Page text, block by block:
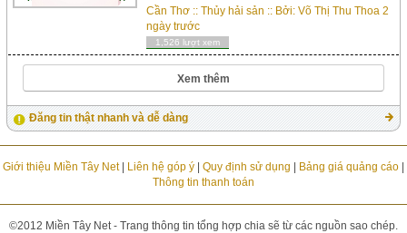
khẩu phần thức ăn các vật nuôi. Thành phần
Vitamin A: ...
Cần Thơ ::Thủy hải sản :: Bởi:Võ Thị Thu Thoa 2
ngày trước
1,526 lượt xem
Xem thêm
Đăng tin thật nhanh và dễ dàng
Giới thiệu Miền Tây Net| Liên hệ góp ý| Quy định sử dụng Bảng giá quảng cáo|
Thông tin thanh toán
©2012 Miền Tây Net - Trang thông tin tổng hợp chia sẽ từ các nguồn sao chép.